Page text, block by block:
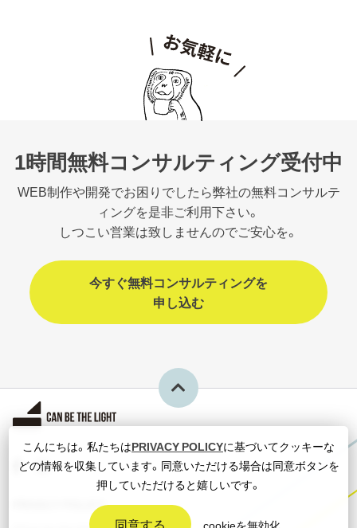
1時間無料コンサルティング受付中
WEB制作や開発でお困りでしたら弊社の無料コンサルテ
ィングを是非ご利用下さい。
しつこい営業は致しませんのでご安心を。
今すぐ無料コンサルティングを
申し込む
PRIVACY POLICY
こんにちは。私たちはPRIVACY POLICYに基づいてクッキーな
どの情報を収集しています。同意いただける場合は同意ボタンを
押していただけると嬉しいです。
同意する cookieを無効化